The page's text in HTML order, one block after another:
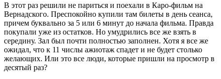
В этот раз решили не париться и поехали в Каро-фильм на
Вернадского. Преспокойно купили там билеты в день сеанса,
причем буквально за 5 или 6 минут до начала фильма. Правда
покупали уже из остатков. Но умудрились все же взять в
середину. Зал был почти полностью заполнен. Хотя я все же
ожидал, что к 11 числы ажиотаж спадет и не будет столько
желающих. Или это все люди, которые пришли на просмотр в
десятый раз?